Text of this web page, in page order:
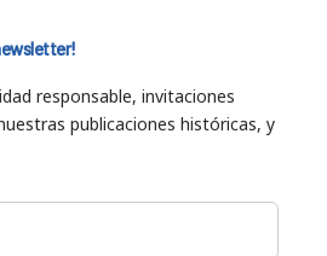
responsable, invitaciones
publicaciones históricas, y